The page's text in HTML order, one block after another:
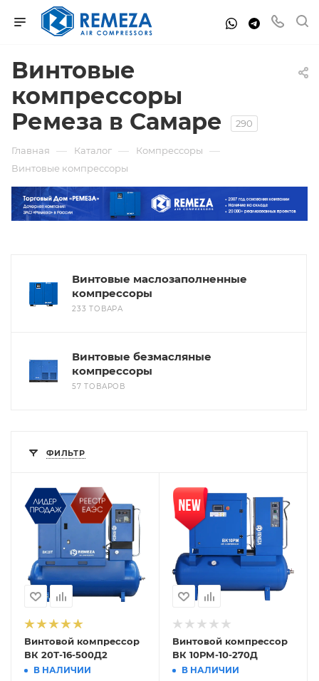
Винтовые
компрессоры
Ремеза в Самаре
290
Главная — Каталог — Компрессоры —
Винтовые компрессоры
Винтовые маслозаполненные
компрессоры
233 ТОВАРА
Винтовые безмасляные
компрессоры
57 ТОВАРОВ
ФИЛЬТР
Винтовой компрессор
ВК 20Т-16-500Д2
В НАЛИЧИИ
Винтовой компрессор
ВК 10РМ-10-270Д
В НАЛИЧИИ